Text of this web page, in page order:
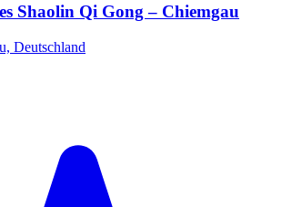
Shaolin Qi Gong – Chiemgau
Deutschland